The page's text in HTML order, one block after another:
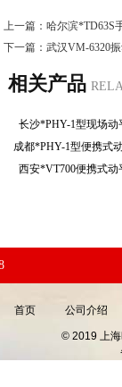
上一篇： 哈尔滨*TD63S
下一篇： 武汉VM-6320
相关产品
长沙*PHY-1型现场
成都*PHY-1型便携
西安*VT700便携式
首页 公司介绍
© 2019 上